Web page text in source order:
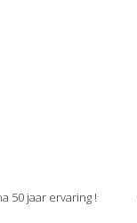
50 jaar ervaring !